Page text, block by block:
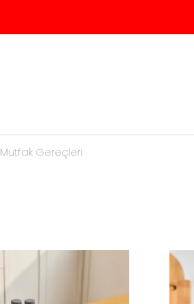
Mutfak Gereçleri